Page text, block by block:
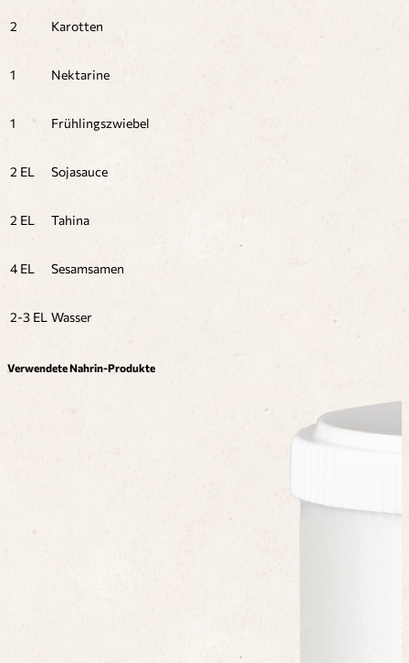
2 Karotten
1 Nektarine
1 Frühlingszwiebel
2 EL Sojasauce
2 EL Tahina
4 EL Sesamsamen
2-3 EL Wasser
Verwendete Nahrin-Produkte